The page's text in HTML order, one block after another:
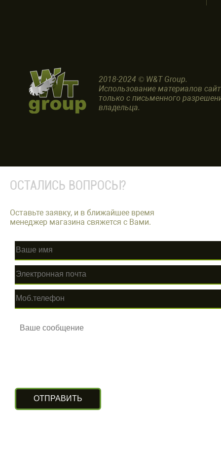
2018-2024 © W&T Group.
Использование материалов
только с письменного
владельца.
ОСТАЛИСЬ ВОПРОСЫ?
Оставьте заявку, и в ближайшее время
менеджер магазина свяжется с Вами.